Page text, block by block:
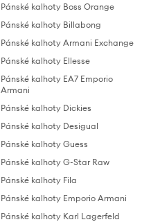
Pánské kalhoty Boss Orange
Pánské kalhoty Billabong
Pánské kalhoty Armani Exchange
Pánské kalhoty Ellesse
Pánské kalhoty EA7 Emporio
Armani
Pánské kalhoty Dickies
Pánské kalhoty Desigual
Pánské kalhoty Guess
Pánské kalhoty G-Star Raw
Pánské kalhoty Fila
Pánské kalhoty Emporio Armani
Pánské kalhoty Karl Lagerfeld